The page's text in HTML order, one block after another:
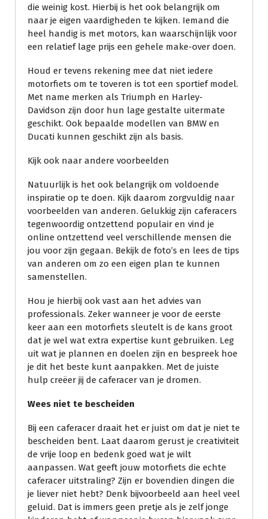
die weinig kost. Hierbij is het ook belangrijk om
naar je eigen vaardigheden te kijken. Iemand die
heel handig is met motors, kan waarschijnlijk voor
een relatief lage prijs een gehele make-over doen.
Houd er tevens rekening mee dat niet iedere
motorfiets om te toveren is tot een sportief model.
Met name merken als Triumph en Harley-
Davidson zijn door hun lage gestalte uitermate
geschikt. Ook bepaalde modellen van BMW en
Ducati kunnen geschikt zijn als basis.
Kijk ook naar andere voorbeelden
Natuurlijk is het ook belangrijk om voldoende
inspiratie op te doen. Kijk daarom zorgvuldig naar
voorbeelden van anderen. Gelukkig zijn caferacers
tegenwoordig ontzettend populair en vind je
online ontzettend veel verschillende mensen die
jou voor zijn gegaan. Bekijk de foto’s en lees de tips
van anderen om zo een eigen plan te kunnen
samenstellen.
Hou je hierbij ook vast aan het advies van
professionals. Zeker wanneer je voor de eerste
keer aan een motorfiets sleutelt is de kans groot
dat je wel wat extra expertise kunt gebruiken. Leg
uit wat je plannen en doelen zijn en bespreek hoe
je dit het beste kunt aanpakken. Met de juiste
hulp creëer jij de caferacer van je dromen.
Wees niet te bescheiden
Bij een caferacer draait het er juist om dat je niet te
bescheiden bent. Laat daarom gerust je creativiteit
de vrije loop en bedenk goed wat je wilt
aanpassen. Wat geeft jouw motorfiets die echte
caferacer uitstraling? Zijn er bovendien dingen die
je liever niet hebt? Denk bijvoorbeeld aan heel veel
geluid. Dat is immers geen pretje als je zelf jonge